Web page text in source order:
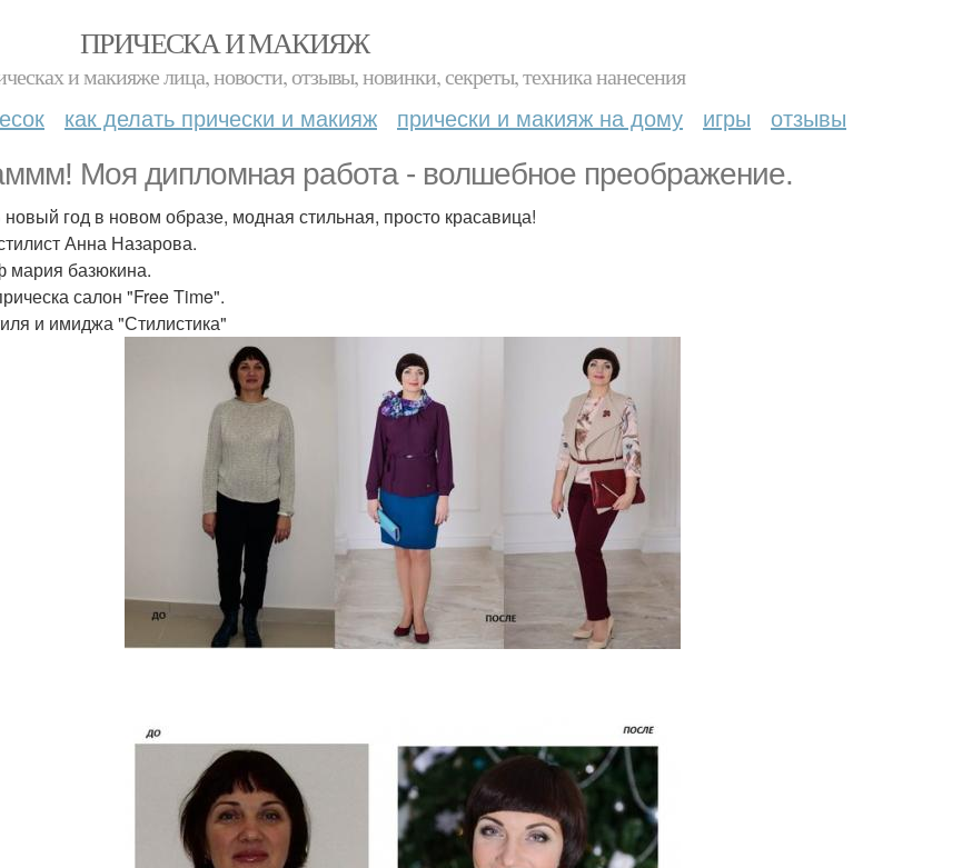
ПРИЧЕСКА И МАКИЯЖ
и макияже лица, новости, отзывы, новинки, секреты, техника нанесения
как делать прически и макияж прически и макияж на дому игры отзывы
Моя дипломная работа - волшебное преображение.
год в новом образе, модная стильная, просто красавица!
Анна Назарова.
мария базюкина.
салон "Free Time".
и имиджа "Стилистика"